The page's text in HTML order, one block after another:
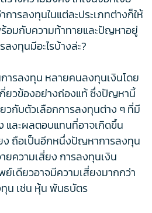
การลงทุนในแต่ละประเภทต่างก็ให้
มกับความท้าทายและปัญหาอยู่
งทุนมีอะไรบ้างล่ะ?
การลงทุน หลายคนลงทุนเงินโดย
ยวข้องอย่างถ่องแท้ ซึ่งปัญหานี้
ยวกับตัวเลือกการลงทุนต่าง ๆ ที่มี
และผลตอบแทนที่อาจเกิดขึ้น
ง ถือเป็นอีกหนึ่งปัญหาการลงทุน
ยความเสี่ยง การลงทุนเงิน
เดียวอาจมีความเสี่ยงมากกว่า
น เช่น หุ้น พันธบัตร